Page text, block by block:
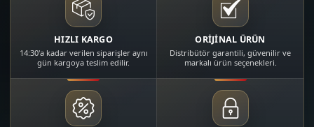
HIZLI KARGO
14:30'a kadar verilen siparişler aynı
gün kargoya teslim edilir.
ORİJİNAL ÜRÜN
Distribütör garantili, güvenilir ve
markalı ürün seçenekleri.